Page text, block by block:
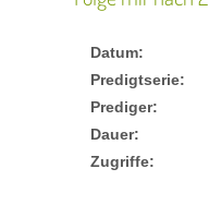
Datum:
Predigtserie:
Prediger:
Dauer:
Zugriffe: